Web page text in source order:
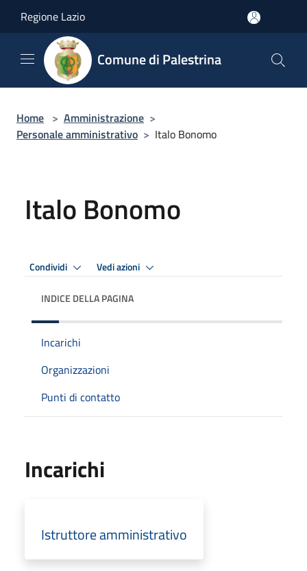
Regione Lazio
Comune di Palestrina
Home > Amministrazione >
Personale amministrativo > Italo Bonomo
Italo Bonomo
Condividi Vedi azioni
INDICE DELLA PAGINA
Incarichi
Organizzazioni
Punti di contatto
Incarichi
Istruttore amministrativo